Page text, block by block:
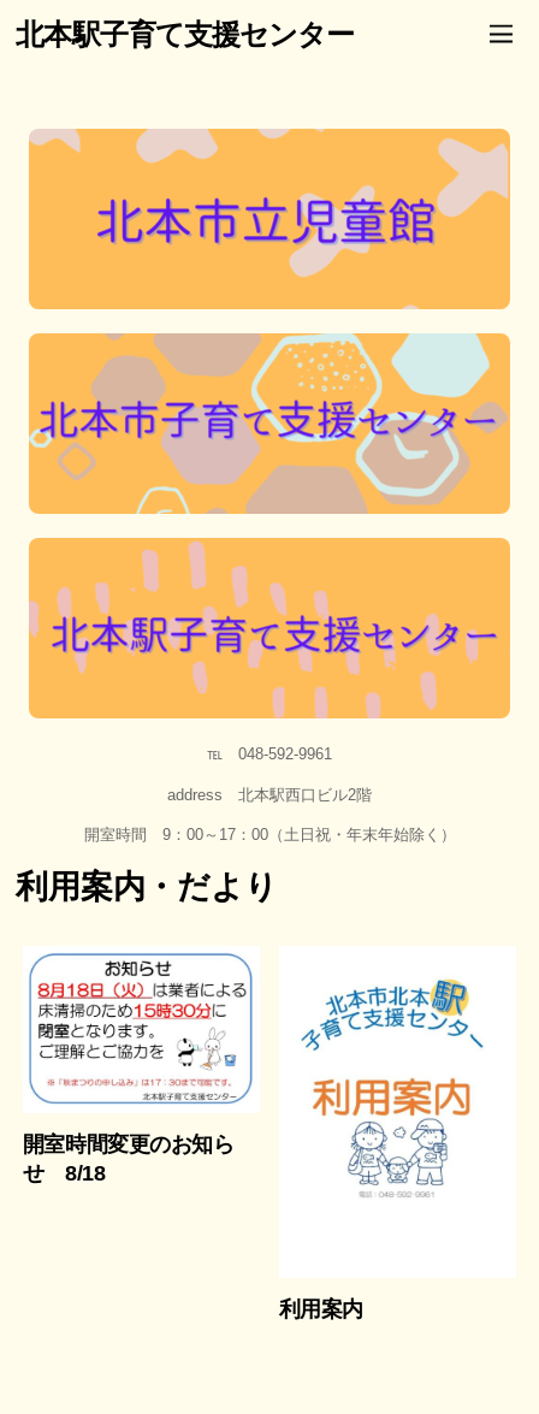
北本駅子育て支援センター
℡ 048-592-9961
address 北本駅西口ビル2階
開室時間 9：00～17：00（土日祝・年末年始除く）
利用案内・だより
開室時間変更のお知ら
せ 8/18
利用案内